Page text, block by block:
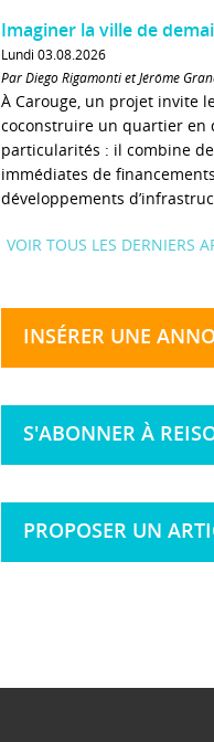
Imaginer la ville de
Lundi 03.08.2026
Par Diego Rigamonti et Jérôme
À Carouge, un projet invite
coconstruire un quartier en
particularités : il combine
immédiates de
développements
VOIR TOUS LES DERNIERS
INSÉRER UNE
S'ABONNER À
PROPOSER UN